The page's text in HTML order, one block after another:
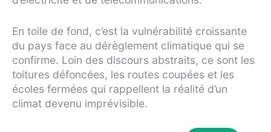
En toile de fond, c’est la vulnérabilité croissante
du pays face au dérèglement climatique qui se
confirme. Loin des discours abstraits, ce sont les
toitures défoncées, les routes coupées et les
écoles fermées qui rappellent la réalité d’un
climat devenu imprévisible.